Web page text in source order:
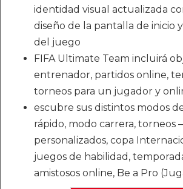
identidad visual actualizada
diseño de la pantalla de inicio
del juego
FIFA Ultimate Team incluirá
entrenador, partidos online,
torneos para un jugador y
escubre sus distintos modos
rápido, modo carrera, torneos
personalizados, copa
juegos de habilidad,
amistosos online, Be a Pro